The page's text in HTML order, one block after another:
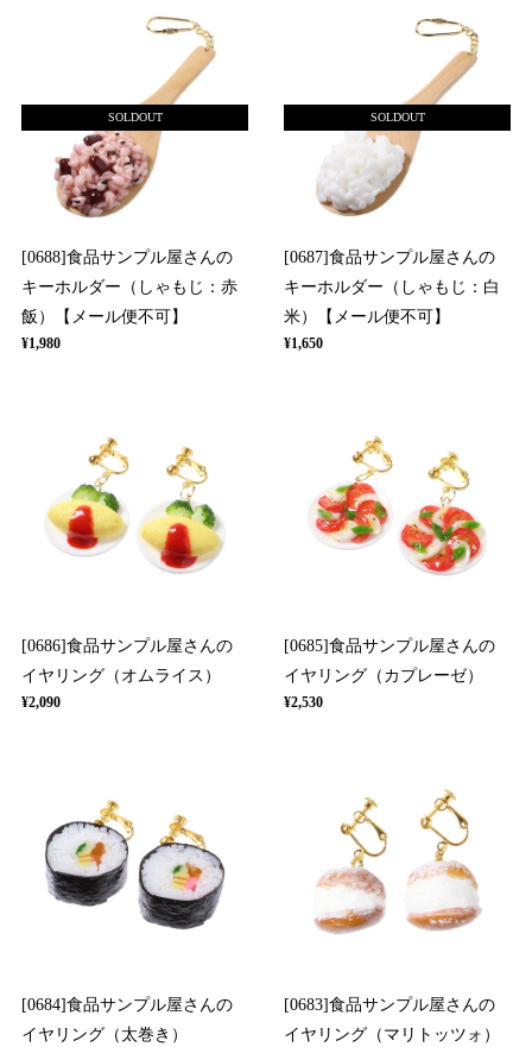
SOLDOUT
[0688]食品サンプル屋さんの
キーホルダー（しゃもじ：赤
飯）【メール便不可】
¥1,980
SOLDOUT
[0687]食品サンプル屋さんの
キーホルダー（しゃもじ：白
米）【メール便不可】
¥1,650
[0686]食品サンプル屋さんの
イヤリング（オムライス）
¥2,090
[0685]食品サンプル屋さんの
イヤリング（カプレーゼ）
¥2,530
[0684]食品サンプル屋さんの
イヤリング（太巻き）
[0683]食品サンプル屋さんの
イヤリング（マリトッツォ）